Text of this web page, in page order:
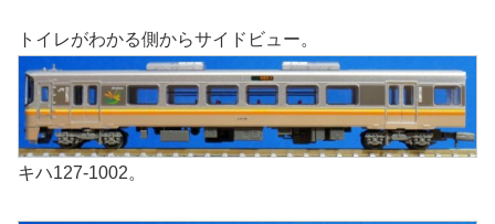
トイレがわかる側からサイドビュー。
キハ127-1002。